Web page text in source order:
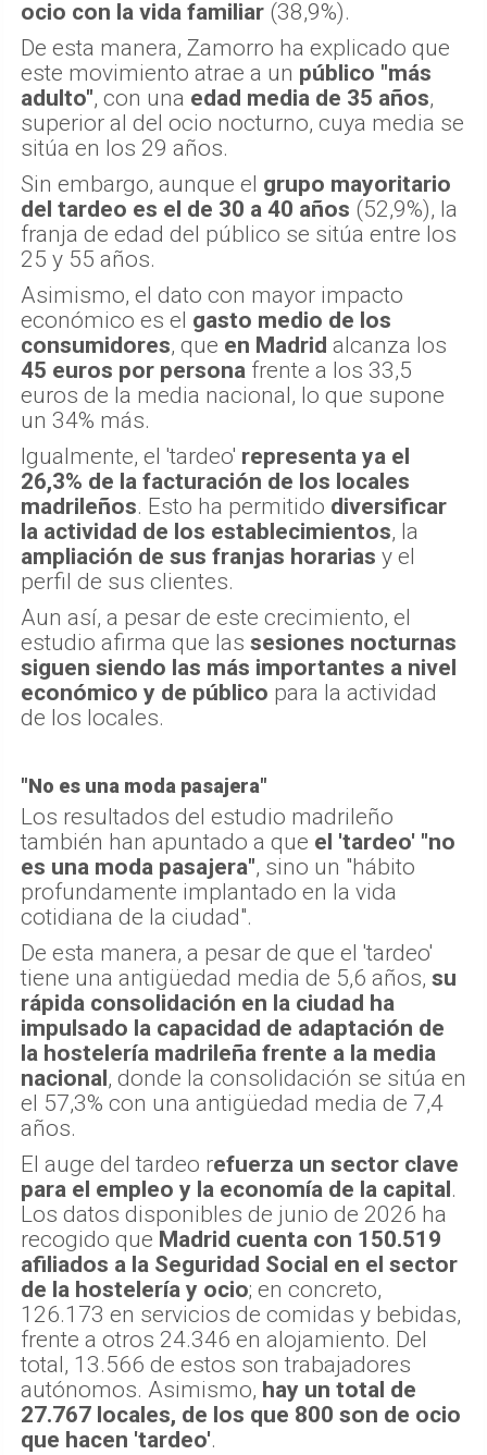
ocio con la vida familiar (38,9%).
De esta manera, Zamorro ha explicado que
este movimiento atrae a un público "más
adulto", con una edad media de 35 años,
superior al del ocio nocturno, cuya media se
sitúa en los 29 años.
Sin embargo, aunque el grupo mayoritario
del tardeo es el de 30 a 40 años (52,9%), la
franja de edad del público se sitúa entre los
25 y 55 años.
Asimismo, el dato con mayor impacto
económico es el gasto medio de los
consumidores, que en Madrid alcanza los
45 euros por persona frente a los 33,5
euros de la media nacional, lo que supone
un 34% más.
Igualmente, el 'tardeo' representa ya el
26,3% de la facturación de los locales
madrileños. Esto ha permitido diversificar
la actividad de los establecimientos, la
ampliación de sus franjas horarias y el
perfil de sus clientes.
Aun así, a pesar de este crecimiento, el
estudio afirma que las sesiones nocturnas
siguen siendo las más importantes a nivel
económico y de público para la actividad
de los locales.
"No es una moda pasajera"
Los resultados del estudio madrileño
también han apuntado a que el 'tardeo' "no
es una moda pasajera", sino un "hábito
profundamente implantado en la vida
cotidiana de la ciudad".
De esta manera, a pesar de que el 'tardeo'
tiene una antigüedad media de 5,6 años, su
rápida consolidación en la ciudad ha
impulsado la capacidad de adaptación de
la hostelería madrileña frente a la media
nacional, donde la consolidación se sitúa en
el 57,3% con una antigüedad media de 7,4
años.
El auge del tardeo refuerza un sector clave
para el empleo y la economía de la capital.
Los datos disponibles de junio de 2026 ha
recogido que Madrid cuenta con 150.519
afiliados a la Seguridad Social en el sector
de la hostelería y ocio; en concreto,
126.173 en servicios de comidas y bebidas,
frente a otros 24.346 en alojamiento. Del
total, 13.566 de estos son trabajadores
autónomos. Asimismo, hay un total de
27.767 locales, de los que 800 son de ocio
que hacen 'tardeo'.